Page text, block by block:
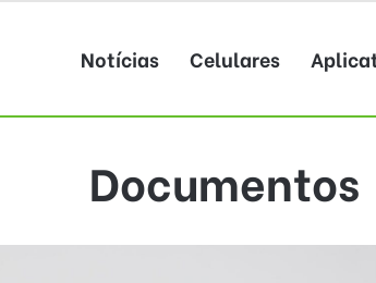
Notícias Celulares
Documentos